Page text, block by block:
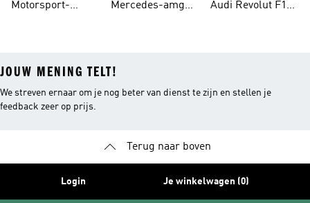
Motorsport-
petten
Mercedes-amg
Audi Revolut F1
JOUW MENING TELT!
We streven ernaar om je nog beter van dienst te zijn en stellen je
feedback zeer op prijs.
Terug naar boven
Login Je winkelwagen (0)